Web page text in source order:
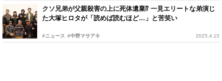
クソ兄弟が父親殺害の上に死体遺棄⁉ 一見エリートな弟演じ
た大塚ヒロタが「読めば読むほど…」と苦笑い
#ニュース #中野マサアキ 2025.4.15